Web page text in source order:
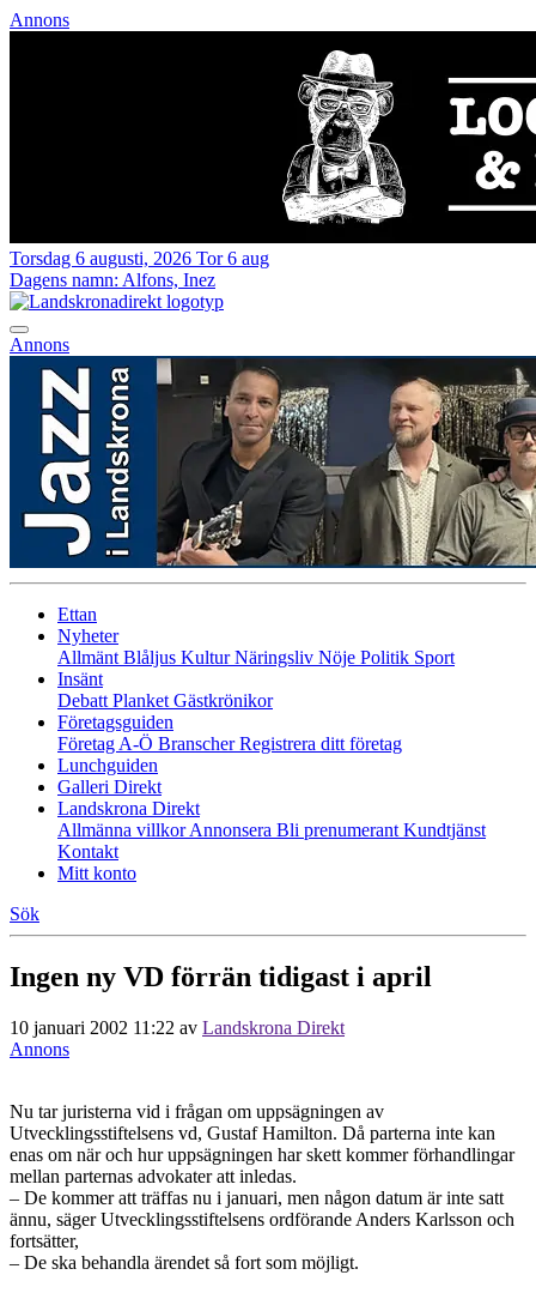
Annons
Torsdag 6 augusti, 2026 Tor 6 aug
Dagens namn: Alfons, Inez
Annons
Ettan
Nyheter
Allmänt Blåljus KulturNäringsliv Nöje Politik Sport
Insänt
Debatt Planket Gästkrönikor
Företagsguiden
Företag A-Ö BranscherRegistrera ditt företag
Lunchguiden
Galleri Direkt
Landskrona Direkt
Allmänna villkorAnnonsera Bli prenumerant Kundtjänst
Kontakt
Mitt konto
Sök
Ingen ny VD förrän tidigast i april
10 januari 2002 11:22 av Landskrona Direkt
Annons
Nu tar juristerna vid i frågan om uppsägningen av
Utvecklingsstiftelsens vd, Gustaf Hamilton. Då parterna inte kan
enas om när och hur uppsägningen har skett kommer förhandlingar
mellan parternas advokater att inledas.
– De kommer att träffas nu i januari, men någon datum är inte satt
ännu, säger Utvecklingsstiftelsens ordförande Anders Karlsson och
fortsätter,
– De ska behandla ärendet så fort som möjligt.